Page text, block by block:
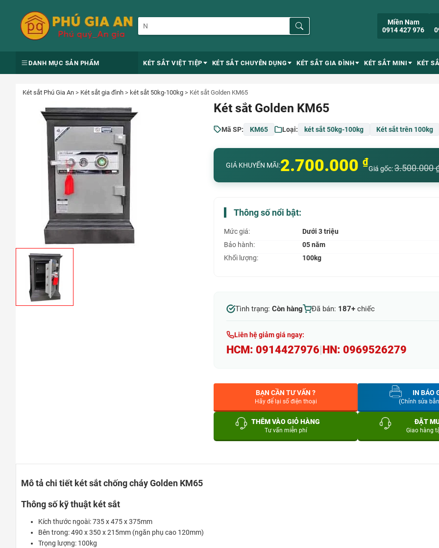
Miền Nam
0914 427 976
DANH MỤC SẢN PHẨM KÉT SẮT VIỆT TIỆP KÉT SẮT CHUYÊN DỤNG KÉT SẮT GIA ĐÌNH KÉT SẮT MINI KÉT
Két sắt Phú Gia An > Két sắt gia đình > két sắt 50kg-100kg > Két sắt Golden KM65
Két sắt Golden KM65
Mã SP: KM65 Loại: két sắt 50kg-100kg Két sắt trên 100kg
GIÁ KHUYẾN MÃI:2.700.000 ₫
Giá gốc:3.500.000
Thông số nổi bật:
Mức giá:
Dưới 3 triệu
Bảo hành:
05 năm
Khối lượng:
100kg
Tình trạng: Còn hàng Đã bán: 187+ chiếc
Liên hệ giảm giá ngay:
HCM: 0914427976 HN: 0969526279
BẠN CẦN TƯ VẤN ?
Hãy để lại số điện thoại
IN BÁO
(Chỉnh sửa
THÊM VÀO GIỎ HÀNG
Tư vấn miễn phí
ĐẶT
Giao hàng
Mô tả chi tiết két sắt chống cháy Golden KM65
Thông số kỹ thuật két sắt
Kích thước ngoài: 735 x 475 x 375mm
Bên trong: 490 x 350 x 215mm (ngăn phụ cao 120mm)
Trọng lượng: 100kg